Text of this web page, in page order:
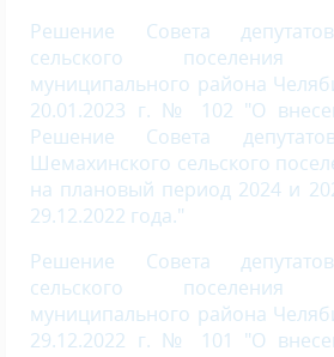
Решение Совета
сельского поселения
муниципального района
20.01.2023 г. № 102 "О
Решение Совета
Шемахинского сельского
на плановый период 2024 и
29.12.2022 года."
Решение Совета
сельского поселения
муниципального района
29.12.2022 г. № 101 "О